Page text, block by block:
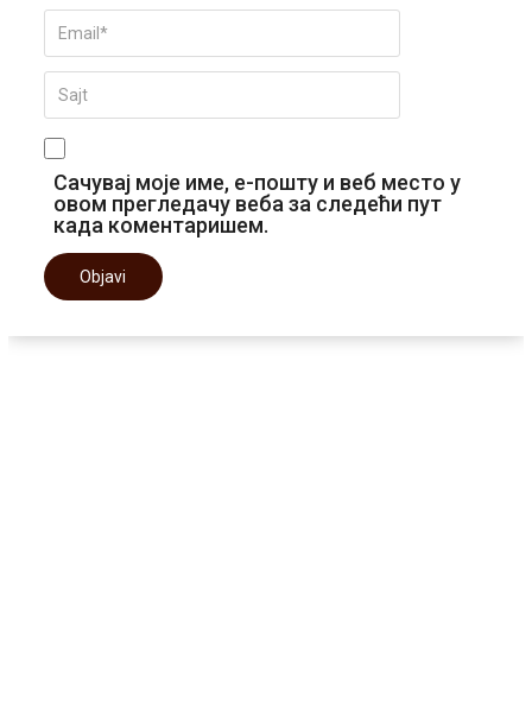
Сачувај моје име, е-пошту и веб место у
овом прегледачу веба за следећи пут
када коментаришем.